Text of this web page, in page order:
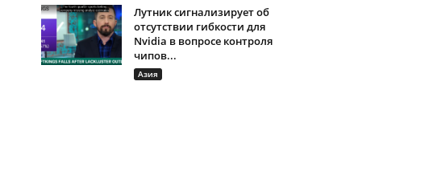
Лутник сигнализирует об
отсутствии гибкости для
Nvidia в вопросе контроля
чипов...
Азия